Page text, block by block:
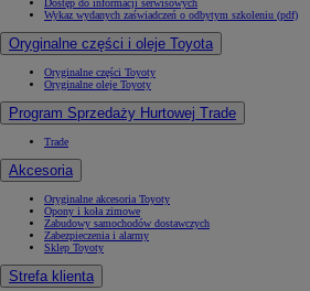
Dostęp do informacji serwisowych
Wykaz wydanych zaświadczeń o odbytym szkoleniu (pdf)
Oryginalne części i oleje Toyota
Oryginalne części Toyoty
Oryginalne oleje Toyoty
Program Sprzedaży Hurtowej Trade
Trade
Akcesoria
Oryginalne akcesoria Toyoty
Opony i koła zimowe
Zabudowy samochodów dostawczych
Zabezpieczenia i alarmy
Sklep Toyoty
Strefa klienta